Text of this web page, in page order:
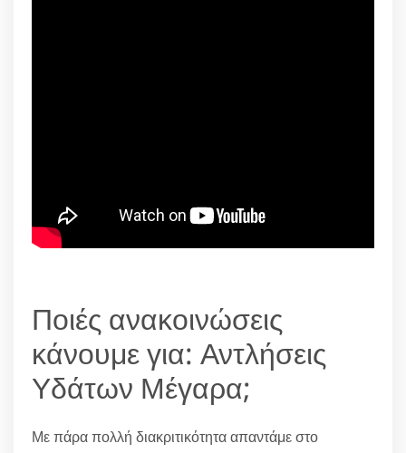
Ποιές ανακοινώσεις
κάνουμε για: Αντλήσεις
Υδάτων Μέγαρα;
Με πάρα πολλή διακριτικότητα απαντάμε στο